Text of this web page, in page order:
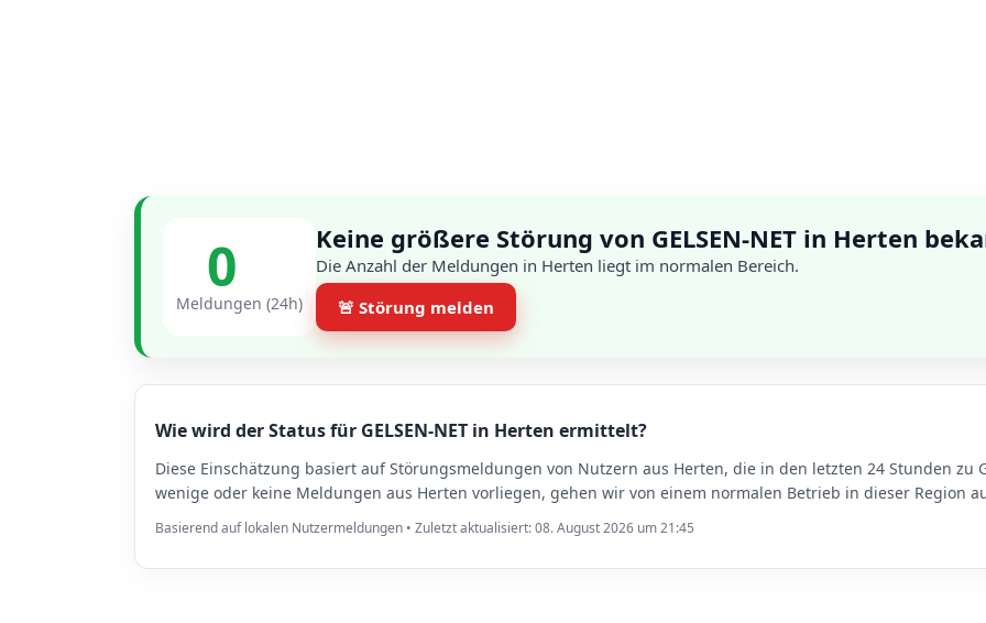
0
Meldungen (24h)
Keine größere Störung von GELSEN-NET in Herten
Die Anzahl der Meldungen in Herten liegt im normalen Bereich.
🚨 Störung melden
Wie wird der Status für GELSEN-NET in Herten ermittelt?
Diese Einschätzung basiert auf Störungsmeldungen von Nutzern aus Herten, die in den letzten 24 Stunden zu
wenige oder keine Meldungen aus Herten vorliegen, gehen wir von einem normalen Betrieb in dieser Region
Basierend auf lokalen Nutzermeldungen • Zuletzt aktualisiert: 08. August 2026 um 21:45